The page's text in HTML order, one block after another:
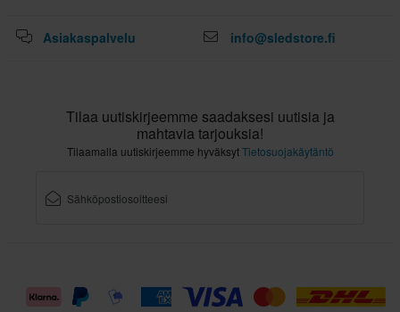
Asiakaspalvelu info@sledstore.fi
Tilaa uutiskirjeemme saadaksesi uutisia ja
mahtavia tarjouksia!
Tilaamalla uutiskirjeemme hyväksytTietosuojakäytäntö